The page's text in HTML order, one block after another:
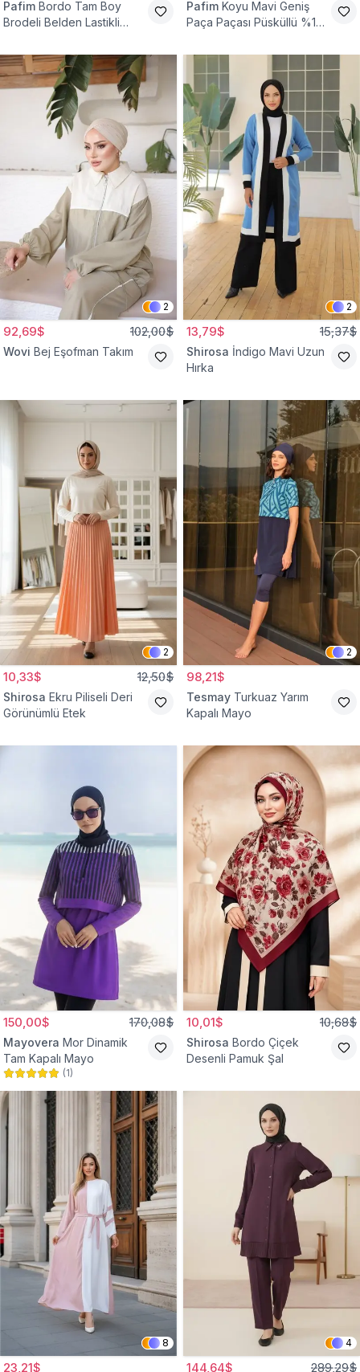
Pafim Bordo Tam Boy
Brodeli Belden Lastikli
Pafim Koyu Mavi Geniş
Paça Paçası Püsküllü %100
Pantolon
2
92,69$ 102,00$
Wovi Bej Eşofman Takım
2
13,79$ 15,37$
Shirosa İndigo Mavi Uzun
Hırka
2
10,33$ 12,50$
Shirosa Ekru Piliseli Deri
Görünümlü Etek
2
98,21$
Tesmay Turkuaz Yarım
Kapalı Mayo
150,00$ 170,08$
Mayovera Mor Dinamik
Tam Kapalı Mayo
(1)
10,01$ 10,68$
Shirosa Bordo Çiçek
Desenli Pamuk Şal
8
23,21$
4
144,64$ 289,29$